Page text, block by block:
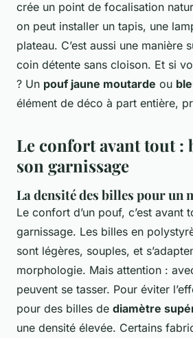
crée un point de focalisation
on peut installer un tapis, une
plateau. C’est aussi une manière
coin détente sans cloison. Et si
? Un pouf jaune moutarde ou
élément de déco à part entière,
Le confort avant tout :
son garnissage
La densité des billes pour un
Le confort d’un pouf, c’est avant
garnissage. Les billes en
sont légères, souples, et
morphologie. Mais attention :
peuvent se tasser. Pour éviter
pour des billes de diamètre
une densité élevée. Certains